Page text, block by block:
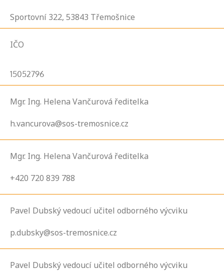
Sportovní 322, 53843 Třemošnice
IČO
15052796
Mgr. Ing. Helena Vančurová ředitelka
h.vancurova@sos-tremosnice.cz
Mgr. Ing. Helena Vančurová ředitelka
+420 720 839 788
Pavel Dubský vedoucí učitel odborného výcviku
p.dubsky@sos-tremosnice.cz
Pavel Dubský vedoucí učitel odborného výcviku